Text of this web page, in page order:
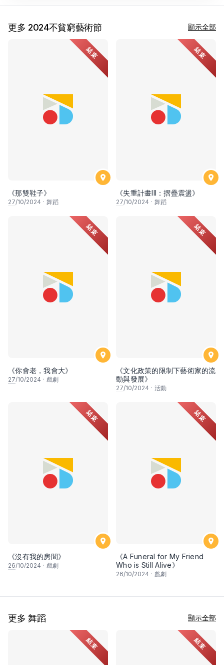
更多 2024不貧窮藝術節 顯示全部
結束
《那雙鞋子》
27/10/2024 · 舞蹈
結束
《失重計畫III：摺疊震盪》
27/10/2024 · 舞蹈
結束
《你會老，我會大》
27/10/2024 · 戲劇
結束
《文化政策的限制下藝術家的流
動與發展》
27/10/2024 · 活動
結束
《沒有我的房間》
26/10/2024 · 戲劇
結束
《A Funeral for My Friend
Who is Still Alive》
26/10/2024 · 戲劇
更多 舞蹈 顯示全部
結束 結束